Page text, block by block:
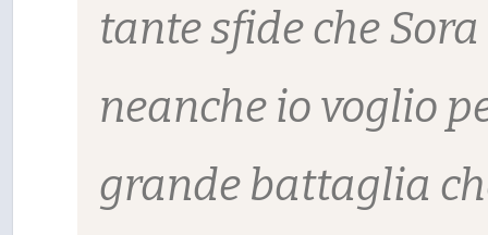
tante sfide che
neanche io voglio
grande battaglia